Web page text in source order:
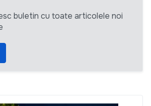
buletin cu toate articolele noi